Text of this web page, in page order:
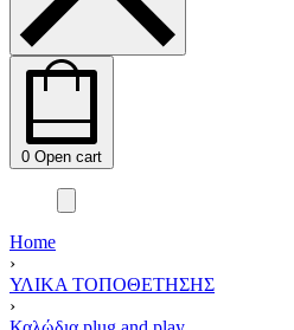
0 Open cart
Home
›
ΥΛΙΚΑ ΤΟΠΟΘΕΤΗΣΗΣ
›